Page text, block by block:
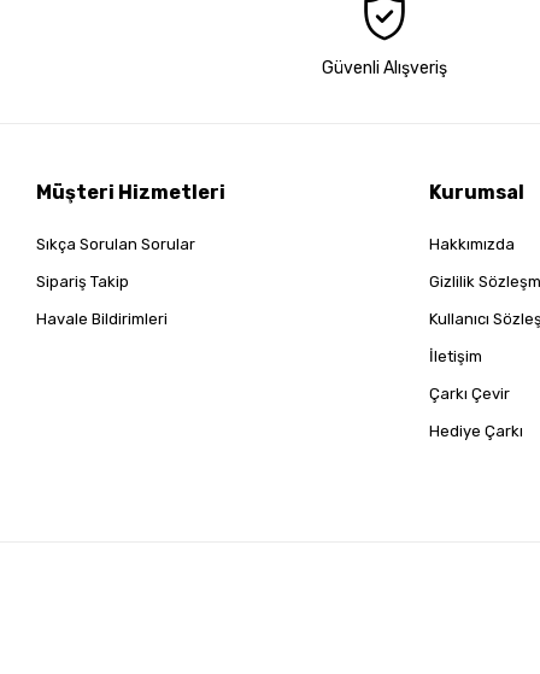
Güvenli Alışveriş
Müşteri Hizmetleri
Sıkça Sorulan Sorular
Sipariş Takip
Havale Bildirimleri
Kurumsal
Hakkımızda
Gizlilik
Kullanıcı
İletişim
Çarkı Çevir
Hediye Çarkı